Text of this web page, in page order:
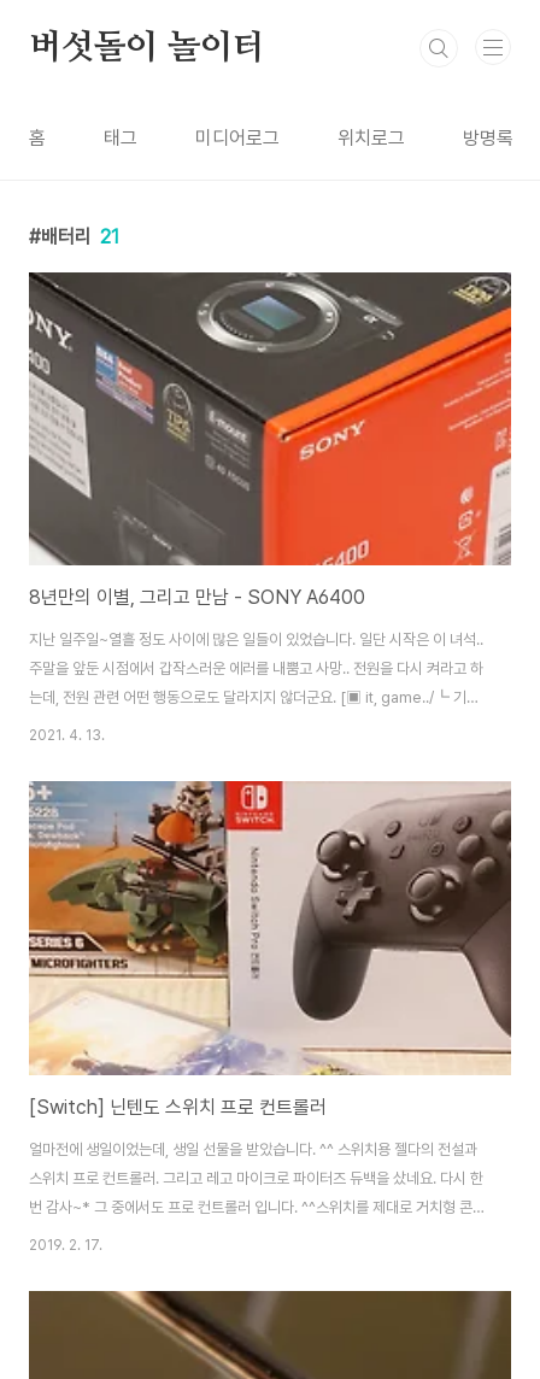
버섯돌이 놀이터
홈 태그 미디어로그 위치로그 방명록
배터리 21
8년만의 이별, 그리고 만남 - SONY A6400
지난 일주일~열흘 정도 사이에 많은 일들이 있었습니다. 일단 시작은 이 녀석..
주말을 앞둔 시점에서 갑작스러운 에러를 내뿜고 사망.. 전원을 다시 켜라고 하
는데, 전원 관련 어떤 행동으로도 달라지지 않더군요. [▣ it, game../┗ 기기
공작실] - 새로운 기록의 시작. NEX-6 새로운 기록의 시작. NEX-6 2002년
니다. 그간 고생해온 A300도 벌써 5년이 넘어가네요. 하지만 이제 DSLR은
무거워요. 크고.. 이래저래 사진 잘 안찍게 noleter.net 대강 검색을 해보니 셔
터박스 문제일 가능성이 농후. 약 8년간 8만컷.. 뭐 쓸만큼 쓰긴 했습니다만 갑
작스러웠죠. ㅜㅜ 주말을 보내고 A/S 센터를 오랜만에 찾..
2021. 4. 13.
[Switch] 닌텐도 스위치 프로 컨트롤러
얼마전에 생일이었는데, 생일 선물을 받았습니다. ^^ 스위치용 젤다의 전설과
스위치 프로 컨트롤러. 그리고 레고 마이크로 파이터즈 듀백을 샀네요. 다시 한
번 감사~* 그 중에서도 프로 컨트롤러 입니다. ^^스위치를 제대로 거치형 콘솔
로 만들어주는 녀석이죠. [▣ it, game../┗ 기기공작실] - [Switch] 드디어
에 연결해줘야 합니다. 요렇게 들어 있네요. 컨트롤러 예쁘네요. ^^USB C 충
전 케이블도 동봉되어 있습니다. 컨트롤러 사도 케이블 하나 없는 듀얼쇼크보
다 낫네요. ㅋ 듀얼쇼크4와 비교. [▣ it, game../┗ 기기공작실] - 듀얼쇼크4
2019. 2. 17.